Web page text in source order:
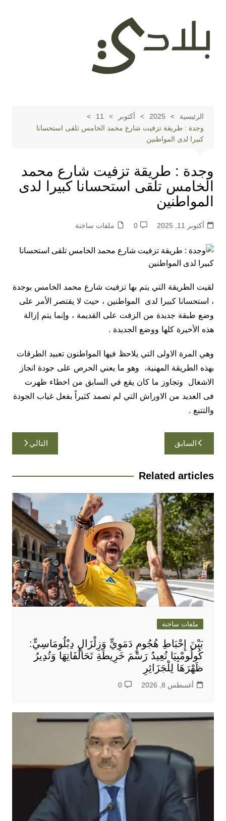
المحتوى
الرئيسية 2025 أكتوبر
11
وجدة : طريقة تزفيت شارع محمد الخامس تلقى استحسانا
كبيرا لدى المواطنين
وجدة : طريقة تزفيت شارع محمد
الخامس تلقى استحسانا كبيرا لدى
المواطنين
أكتوبر 11, 2025 0 ملفات ساخنة
لقيت الطريقة التي يتم بها تزفيت شارع محمد الخامس بوجدة
، استحسانا كبيرا لدى المواطنين ، حيث لا يقتصر الأمر على
وضع طبقة جديدة من الزفت على القديمة ، وإنما يتم إزالة
هذه الأخيرة كلها ووضع الجديدة .
وهي المرة الاولى التي يلاحظ فيها المواطنون تعبيد الطرقات
بهذه الطريقة المهنية، وهو ما يعني الحرص على جودة انجاز
الاشغال وتجاوز ما كان يقع في السابق من اخطاء ظهرت
فى العديد من الاوراش التي لم تصمد كثيراً بفعل غياب الجودة
والتتبع .
تصفّح
المقالات
السابق التالي
Related articles
ملفات ساخنة
بَيْنَ إِحْبَاطِ هُجُومٍ دَمَوِيٍّ وَزِلْزَالٍ دِبْلُومَاسِيٍّ:
كُولُومْبِيَا تُعِيدُ رَسْمَ خَرِيطَةِ تَحَالُفَاتِهَا وَتُدِيرُ
ظَهْرَهَا لِلْجَزَائِرِ
أغسطس 8, 2026 0